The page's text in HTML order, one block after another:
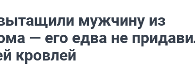
мужчину из
— его едва не
кровлей